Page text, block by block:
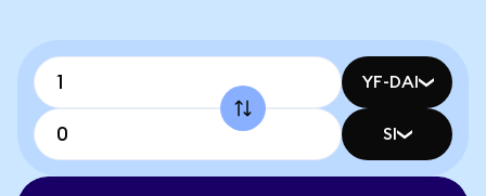
YF-DAI
SI